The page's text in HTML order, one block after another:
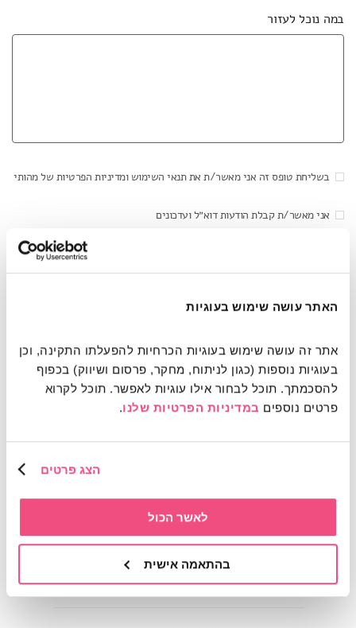
האתר עושה שימוש בעוגיות
פרטים נוספים במדיניות הפרטיות שלנו.
הצג פרטים
לאשר הכול
בהתאמה אישית
במה נוכל לעזור
בשליחת טופס זה אני מאשר/ת את תנאי השימוש ומדיניות הפרטיות של מהותי
אני מאשר/ת קבלת הודעות דוא״ל ועדכונים
This site is protected by reCAPTCHA and the Google
כתובתנו: שד' שאול המלך 21, תל אביב (מול
רחבת הקאמרי)
שעות פתיחה: א-ה, מ-10:00 עד 20:00.
03-7181333או באימייל:info@mahuti.co.il
03-7181333או באימייל:
support@mahuti.co.il, בימים א-ה בין
השעות 09:00-15:00